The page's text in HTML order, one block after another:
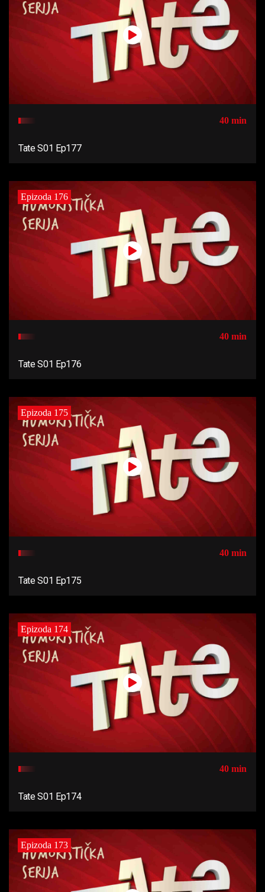
40 min
Tate S01 Ep177
Epizoda 176
40 min
Tate S01 Ep176
Epizoda 175
40 min
Tate S01 Ep175
Epizoda 174
40 min
Tate S01 Ep174
Epizoda 173